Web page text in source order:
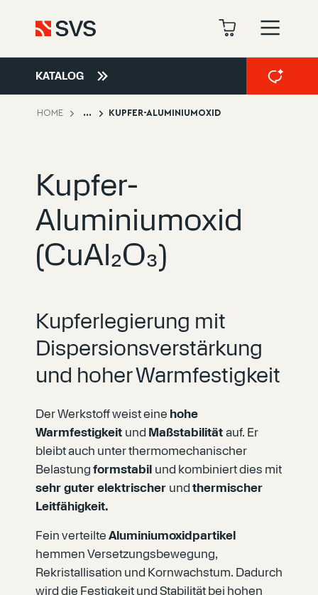
KATALOG
HOME ... KUPFER-ALUMINIUMOXID
Kupfer-
Aluminiumoxid
(CuAl₂O₃)
Kupferlegierung mit
Dispersionsverstärkung
und hoher Warmfestigkeit
Der Werkstoff weist eine hohe
Warmfestigkeit und Maßstabilität auf. Er
bleibt auch unter thermomechanischer
Belastung formstabil und kombiniert dies mit
sehr guter elektrischer und thermischer
Leitfähigkeit.
Fein verteilte Aluminiumoxidpartikel
hemmen Versetzungsbewegung,
Rekristallisation und Kornwachstum. Dadurch
wird die Festigkeit und Stabilität bei hohen